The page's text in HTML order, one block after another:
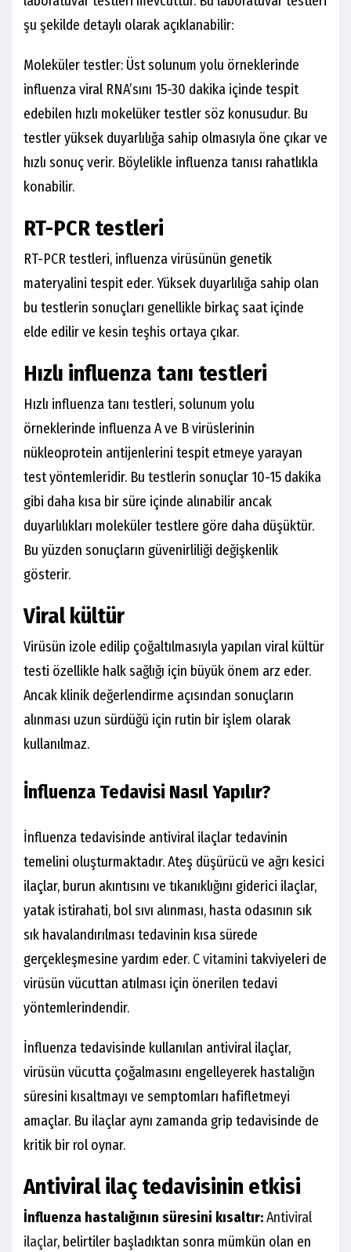
şu şekilde detaylı olarak açıklanabilir:
Moleküler testler: Üst solunum yolu örneklerinde
influenza viral RNA’sını 15-30 dakika içinde tespit
edebilen hızlı mokelüker testler söz konusudur. Bu
testler yüksek duyarlılığa sahip olmasıyla öne çıkar ve
hızlı sonuç verir. Böylelikle influenza tanısı rahatlıkla
konabilir.
RT-PCR testleri
RT-PCR testleri, influenza virüsünün genetik
materyalini tespit eder. Yüksek duyarlılığa sahip olan
bu testlerin sonuçları genellikle birkaç saat içinde
elde edilir ve kesin teşhis ortaya çıkar.
Hızlı influenza tanı testleri
Hızlı influenza tanı testleri, solunum yolu
örneklerinde influenza A ve B virüslerinin
nükleoprotein antijenlerini tespit etmeye yarayan
test yöntemleridir. Bu testlerin sonuçlar 10-15 dakika
gibi daha kısa bir süre içinde alınabilir ancak
duyarlılıkları moleküler testlere göre daha düşüktür.
Bu yüzden sonuçların güvenirliliği değişkenlik
gösterir.
Viral kültür
Virüsün izole edilip çoğaltılmasıyla yapılan viral kültür
testi özellikle halk sağlığı için büyük önem arz eder.
Ancak klinik değerlendirme açısından sonuçların
alınması uzun sürdüğü için rutin bir işlem olarak
kullanılmaz.
İnfluenza Tedavisi Nasıl Yapılır?
İnfluenza tedavisinde antiviral ilaçlar tedavinin
temelini oluşturmaktadır. Ateş düşürücü ve ağrı kesici
ilaçlar, burun akıntısını ve tıkanıklığını giderici ilaçlar,
yatak istirahati, bol sıvı alınması, hasta odasının sık
sık havalandırılması tedavinin kısa sürede
gerçekleşmesine yardım eder. C vitamini takviyeleri de
virüsün vücuttan atılması için önerilen tedavi
yöntemlerindendir.
İnfluenza tedavisinde kullanılan antiviral ilaçlar,
virüsün vücutta çoğalmasını engelleyerek hastalığın
süresini kısaltmayı ve semptomları hafifletmeyi
amaçlar. Bu ilaçlar aynı zamanda grip tedavisinde de
kritik bir rol oynar.
Antiviral ilaç tedavisinin etkisi
İnfluenza hastalığının süresini kısaltır:Antiviral
ilaçlar, belirtiler başladıktan sonra mümkün olan en